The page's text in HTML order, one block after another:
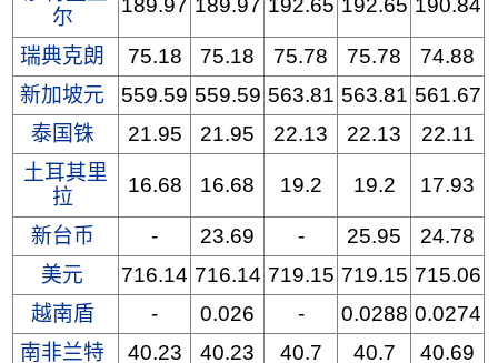
尔
189.97 189.97 192.65 192.65 190.84
瑞典克朗 75.18 75.18 75.78 75.78
74.88
新加坡元
559.59 559.59 563.81 563.81 561.67
泰国铢
21.95 21.95 22.13 22.13
22.11
土耳其里
拉
16.68 16.68 19.2 19.2 17.93
新台币 - 23.69 - 25.95
24.78
美元
716.14 716.14 719.15 719.15 715.06
越南盾
- 0.026 - 0.0288 0.0274
南非兰特
40.23 40.23 40.7 40.7
40.69